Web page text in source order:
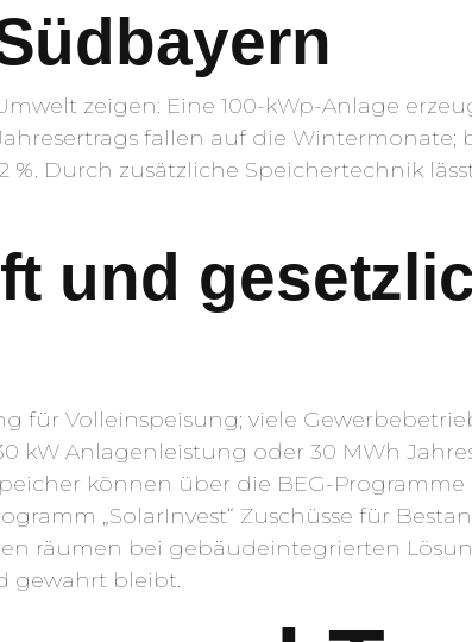
zeigen: Eine 100-kWp-Anlage
fallen auf die Wintermonate;
Durch zusätzliche Speichertechnik
und
für Volleinspeisung; viele
kW Anlagenleistung oder 30 MWh
können über die BEG-Programme
„SolarInvest“ Zuschüsse für
räumen bei gebäudeintegrierten
gewahrt bleibt.